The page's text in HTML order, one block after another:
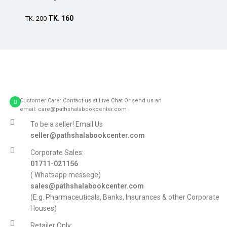
TK.200 TK. 160
Customer Care: Contact us at Live Chat Or send us an
email: care@pathshalabookcenter.com
To be a seller! Email Us
seller@pathshalabookcenter.com
Corporate Sales:
01711-021156
( Whatsapp messege)
sales@pathshalabookcenter.com
(E.g. Pharmaceuticals, Banks, Insurances & other Corporate
Houses)